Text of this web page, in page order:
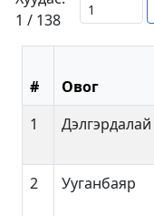
1 / 138
# Овог
1
Дэлгэрдалай
2
Ууганбаяр